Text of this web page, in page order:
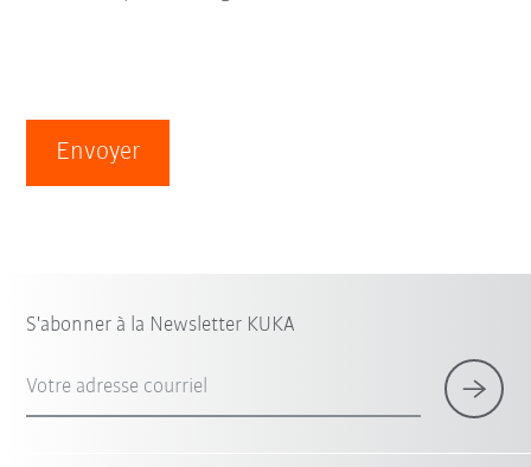
Envoyer
S'abonner à la Newsletter KUKA
Votre adresse courriel